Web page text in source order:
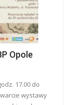
Opole
17.00 do
wystawy